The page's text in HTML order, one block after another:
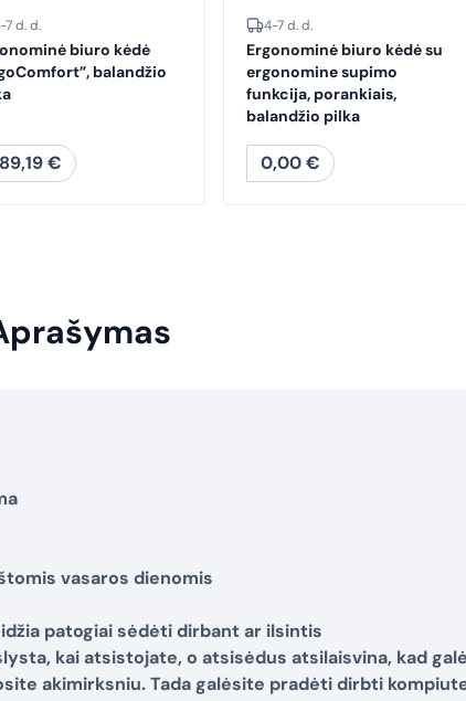
7 d. d.
biuro kėdė
balandžio
€
4-7 d. d.
Ergonominė biuro kėdė su
ergonomine supimo
funkcija, porankiais,
balandžio pilka
0,00€
vasaros dienomis
patogiai sėdėti dirbant ar ilsintis
kai atsistojate, o atsisėdus atsilaisvina, kad
akimirksniu. Tada galėsite pradėti dirbti